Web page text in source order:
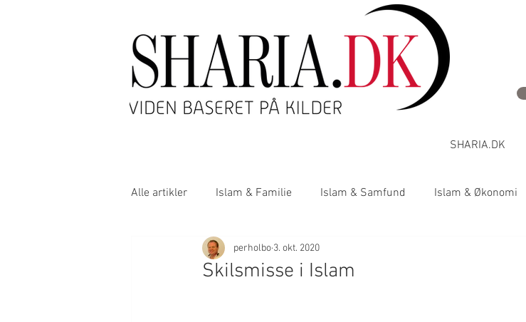
SHARIA.DK
Alle artikler Islam & Familie Islam & Samfund Islam & Økonomi
Islam & Teologi
Skilsmisse i Islam
perholbo 3. okt. 2020